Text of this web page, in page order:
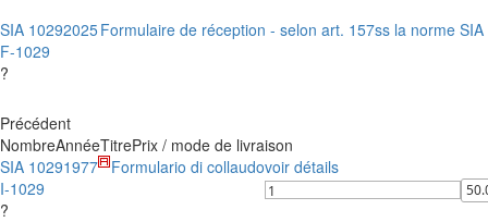
SIA 1029
F-1029
?
2025Formulaire de réception - selon art. 157ss la norme SIA
Précédent
NombreAnnéeTitrePrix / mode de livraison
SIA 1029
I-1029
?
1977 Formulario di collaudovoir détails